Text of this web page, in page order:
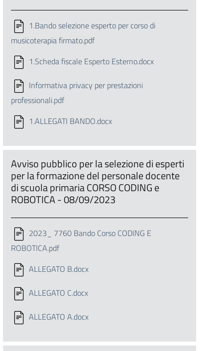
1.Bando selezione esperto per corso di
musicoterapia firmato.pdf
1.Scheda fiscale Esperto Esterno.docx
Informativa privacy per prestazioni
professionali.pdf
1.ALLEGATI BANDO.docx
Avviso pubblico per la selezione di esperti
per la formazione del personale docente
di scuola primaria CORSO CODING e
ROBOTICA - 08/09/2023
2023_ 7760 Bando Corso CODING E
ROBOTICA.pdf
ALLEGATO B.docx
ALLEGATO C.docx
ALLEGATO A.docx